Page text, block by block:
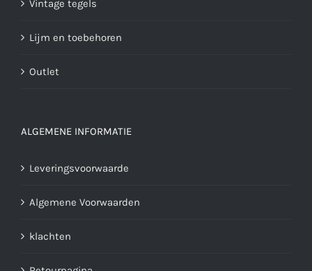
Vintage tegels
Lijm en toebehoren
Outlet
ALGEMENE INFORMATIE
Leveringsvoorwaarde
Algemene Voorwaarden
klachten